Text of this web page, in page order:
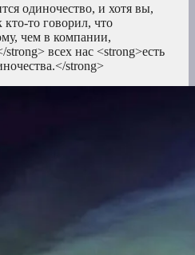
одиночество, и хотя вы,
то говорил, что
чем в компании,
strong> всех нас <strong>есть
strong>